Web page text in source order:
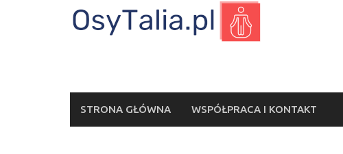
STRONA GŁÓWNA WSPÓŁPRACA I KONTAKT